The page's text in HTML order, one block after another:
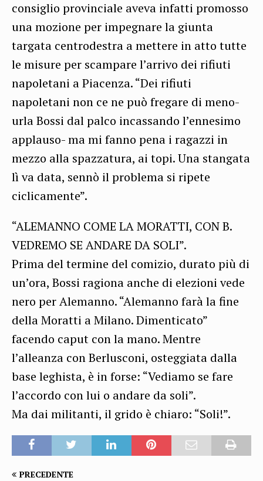
consiglio provinciale aveva infatti promosso
una mozione per impegnare la giunta
targata centrodestra a mettere in atto tutte
le misure per scampare l’arrivo dei rifiuti
napoletani a Piacenza. “Dei rifiuti
napoletani non ce ne può fregare di meno-
urla Bossi dal palco incassando l’ennesimo
applauso- ma mi fanno pena i ragazzi in
mezzo alla spazzatura, ai topi. Una stangata
lì va data, sennò il problema si ripete
ciclicamente”.
“ALEMANNO COME LA MORATTI, CON B.
VEDREMO SE ANDARE DA SOLI”.
Prima del termine del comizio, durato più di
un’ora, Bossi ragiona anche di elezioni vede
nero per Alemanno. “Alemanno farà la fine
della Moratti a Milano. Dimenticato”
facendo caput con la mano. Mentre
l’alleanza con Berlusconi, osteggiata dalla
base leghista, è in forse: “Vediamo se fare
l’accordo con lui o andare da soli”.
Ma dai militanti, il grido è chiaro: “Soli!”.
PRECEDENTE